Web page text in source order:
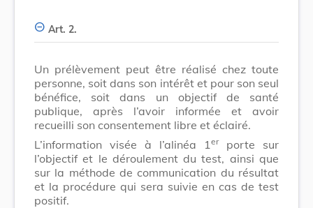
Art. 2.
Un prélèvement peut être réalisé chez toute
personne, soit dans son intérêt et pour son seul
bénéfice, soit dans un objectif de santé
publique, après l’avoir informée et avoir
recueilli son consentement libre et éclairé.
L’information visée à l’alinéa 1 erporte sur
l’objectif et le déroulement du test, ainsi que
sur la méthode de communication du résultat
et la procédure qui sera suivie en cas de test
positif.